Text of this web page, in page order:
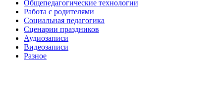
Общепедагогические технологии
Работа с родителями
Социальная педагогика
Сценарии праздников
Аудиозаписи
Видеозаписи
Разное